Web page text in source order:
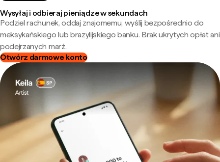
Wysyłaj i odbieraj pieniądze w sekundach
Podziel rachunek, oddaj znajomemu, wyślij bezpośrednio do
meksykańskiego lub brazylijskiego banku. Brak ukrytych opłat ani
podejrzanych marż.
Otwórz darmowe konto